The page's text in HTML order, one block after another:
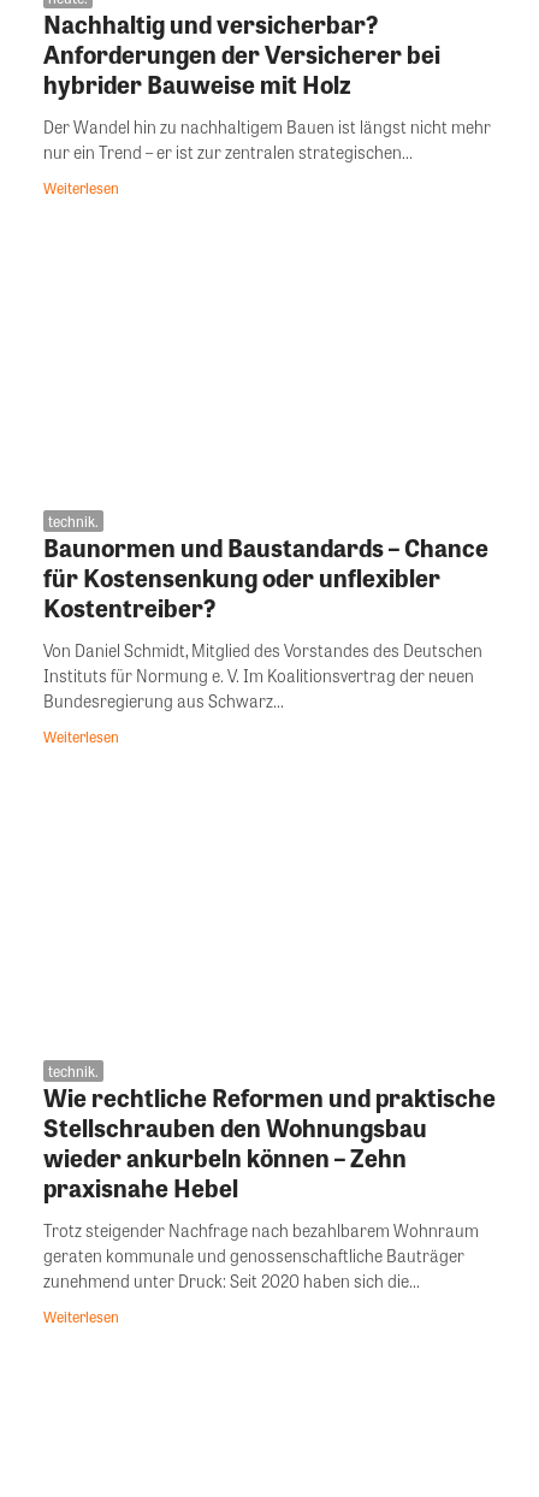
Nachhaltig und versicherbar?
Anforderungen der Versicherer bei
hybrider Bauweise mit Holz
Der Wandel hin zu nachhaltigem Bauen ist längst nicht mehr
nur ein Trend – er ist zur zentralen strategischen...
Weiterlesen
technik.
Baunormen und Baustandards – Chance
für Kostensenkung oder unflexibler
Kostentreiber?
Von Daniel Schmidt, Mitglied des Vorstandes des Deutschen
Instituts für Normung e. V. Im Koalitionsvertrag der neuen
Bundesregierung aus Schwarz...
Weiterlesen
technik.
Wie rechtliche Reformen und praktische
Stellschrauben den Wohnungsbau
wieder ankurbeln können – Zehn
praxisnahe Hebel
Trotz steigender Nachfrage nach bezahlbarem Wohnraum
geraten kommunale und genossenschaftliche Bauträger
zunehmend unter Druck: Seit 2020 haben sich die...
Weiterlesen